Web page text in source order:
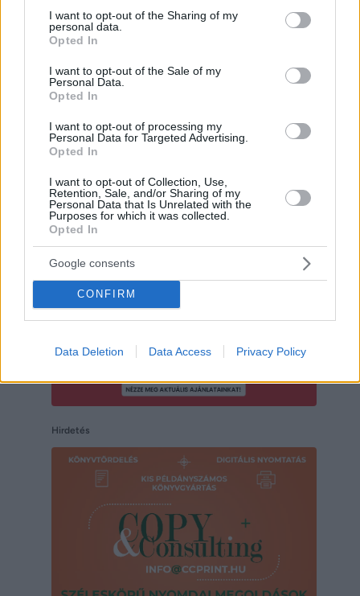
not limited to your visit or usage behaviour. You may click to
grant or deny consent to Google and its third-party tags to
use your data for below specified purposes in below Google
consent section.
I want to opt-out of the Sharing of my
personal data.
Opted In
I want to opt-out of the Sale of my
Personal Data.
Opted In
I want to opt-out of processing my
Personal Data for Targeted Advertising.
Opted In
I want to opt-out of Collection, Use,
Retention, Sale, and/or Sharing of my
Personal Data that Is Unrelated with the
Purposes for which it was collected.
Opted In
Google consents
CONFIRM
Data Deletion Data Access Privacy Policy
Hirdetés
Hirdetés